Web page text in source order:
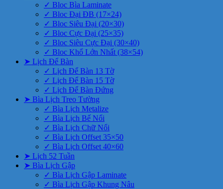
✓ Bloc Bìa Laminate
✓ Bloc Đại ĐB (17×24)
✓ Bloc Siêu Đại (20×30)
✓ Bloc Cực Đại (25×35)
✓ Bloc Siêu Cực Đại (30×40)
✓ Bloc Khổ Lớn Nhất (38×54)
➤ Lịch Để Bàn
✓ Lịch Để Bàn 13 Tờ
✓ Lịch Để Bàn 15 Tờ
✓ Lịch Để Bàn Đứng
➤ Bìa Lịch Treo Tường
✓ Bìa Lịch Metalize
✓ Bìa Lịch Bế Nổi
✓ Bìa Lịch Chữ Nổi
✓ Bìa Lịch Offset 35×50
✓ Bìa Lịch Offset 40×60
➤ Lịch 52 Tuần
➤ Bìa Lịch Gập
✓ Bìa Lịch Gập Laminate
✓ Bìa Lịch Gập Khung Nâu